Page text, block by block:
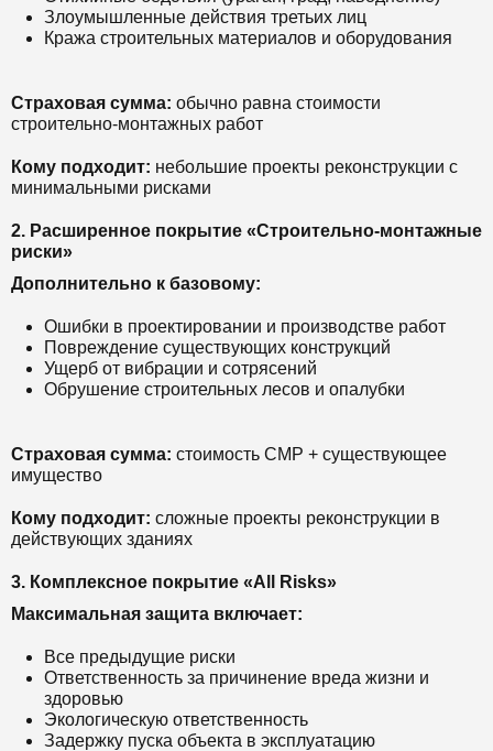
Злоумышленные действия третьих лиц
Кража строительных материалов и оборудования
Страховая сумма: обычно равна стоимости
строительно-монтажных работ
Кому подходит: небольшие проекты реконструкции с
минимальными рисками
2. Расширенное покрытие «Строительно-монтажные
риски»
Дополнительно к базовому:
Ошибки в проектировании и производстве работ
Повреждение существующих конструкций
Ущерб от вибрации и сотрясений
Обрушение строительных лесов и опалубки
Страховая сумма: стоимость СМР + существующее
имущество
Кому подходит: сложные проекты реконструкции в
действующих зданиях
3. Комплексное покрытие «All Risks»
Максимальная защита включает:
Все предыдущие риски
Ответственность за причинение вреда жизни и
здоровью
Экологическую ответственность
Задержку пуска объекта в эксплуатацию